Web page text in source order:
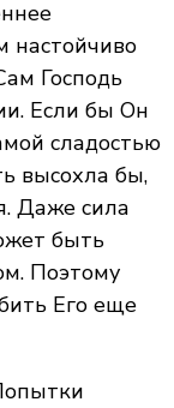
настойчиво
Господь
Если бы Он
сладостью
высохла бы,
Даже сила
быть
Поэтому
Его еще